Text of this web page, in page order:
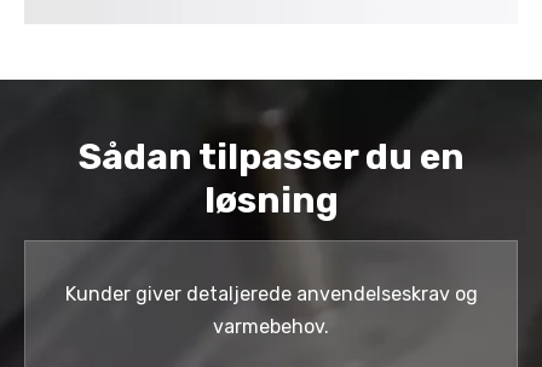
Sådan tilpasser du en
løsning
Kunder giver detaljerede anvendelseskrav og
varmebehov.